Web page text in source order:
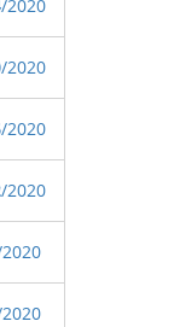
/2020
/2020
/2020
/2020